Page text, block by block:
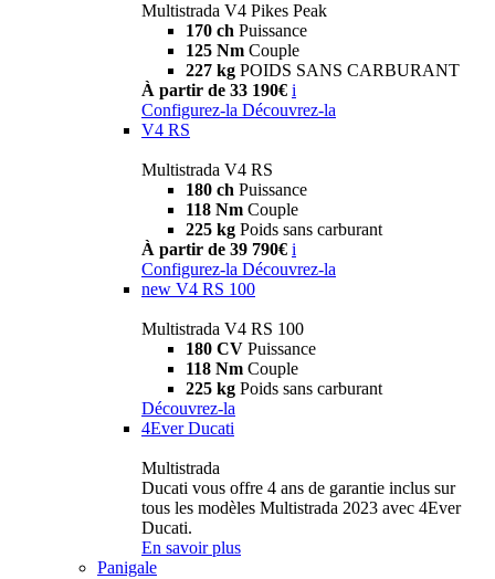
Multistrada V4 Pikes Peak
170 ch Puissance
125 Nm Couple
227 kg POIDS SANS CARBURANT
À partir de 33 190€ i
Configurez-la Découvrez-la
V4 RS
Multistrada V4 RS
180 ch Puissance
118 Nm Couple
225 kg Poids sans carburant
À partir de 39 790€ i
Configurez-la Découvrez-la
new V4 RS 100
Multistrada V4 RS 100
180 CV Puissance
118 Nm Couple
225 kg Poids sans carburant
Découvrez-la
4Ever Ducati
Multistrada
Ducati vous offre 4 ans de garantie inclus sur
tous les modèles Multistrada 2023 avec 4Ever
Ducati.
En savoir plus
Panigale